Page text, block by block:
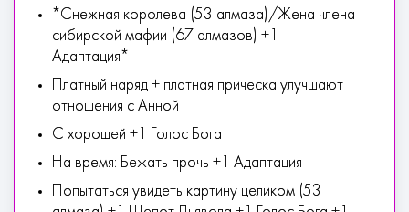
*Снежная королева (53 алмаза)/Жена члена
сибирской мафии (67 алмазов) +1
Адаптация*
Платный наряд + платная прическа улучшают
отношения с Анной
С хорошей +1 Голос Бога
На время: Бежать прочь +1 Адаптация
Попытаться увидеть картину целиком (53